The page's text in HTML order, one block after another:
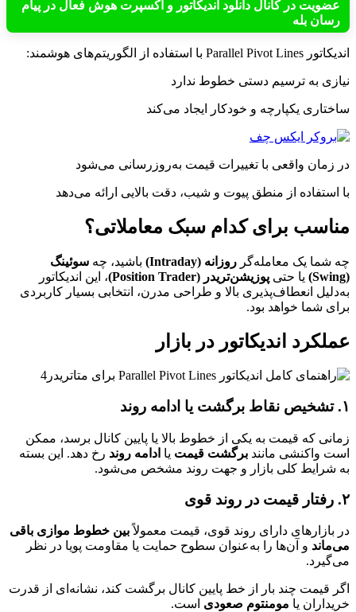
عضویت در کانال دانلود اندیکاتور و اکسپرت هوش فعال در پیام
رسان بله
اندیکاتور Parallel Pivot Lines با استفاده از الگوریتم‌های هوشمند:
نیازی به ترسیم دستی خطوط ندارد
ساختاری یکپارچه و خودکار ایجاد می‌کند
در زمان واقعی با تغییرات قیمت به‌روزرسانی می‌شود
با استفاده از منطق پیوت و شیب، دقت بالایی ارائه می‌دهد
مناسب برای کدام سبک معاملاتی؟
چه شما یک معامله‌گر روزانه (Intraday) باشید، چه سوئینگ
(Swing)
یا حتی پوزیشن‌تریدر (Position Trader)
، این اندیکاتور
به‌دلیل انعطاف‌پذیری بالا و طراحی مدرن، انتخابی بسیار کاربردی
برای شما خواهد بود.
عملکرد اندیکاتور در بازار
۱. تشخیص نقاط برگشت یا ادامه روند
زمانی که قیمت به یکی از خطوط بالا یا پایین کانال برسد، ممکن
است واکنشی مانند برگشت قیمت یا ادامه روند رخ دهد. این بسته
به شرایط کلی بازار و جهت روند مشخص می‌شود.
۲. رفتار قیمت در روند قوی
در بازارهای دارای روند قوی، قیمت معمولاًبین خطوط موازی باقی
می‌ماند و آن‌ها را به‌عنوان سطوح حمایت یا مقاومت پویا در نظر
می‌گیرد.
اگر قیمت چند بار از خط پایین کانال برگشت کند، نشانه‌ای از قدرت
خریداران یا مومنتوم صعودی است.